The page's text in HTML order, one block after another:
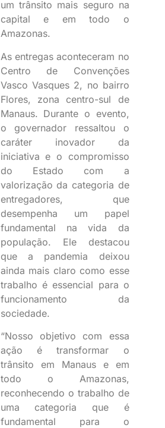
um trânsito mais seguro na
capital e em todo o
Amazonas.
As entregas aconteceram no
Centro de Convenções
Vasco Vasques 2, no bairro
Flores, zona centro-sul de
Manaus. Durante o evento,
o governador ressaltou o
caráter inovador da
iniciativa e o compromisso
do Estado com a
valorização da categoria de
entregadores, que
desempenha um papel
fundamental na vida da
população. Ele destacou
que a pandemia deixou
ainda mais claro como esse
trabalho é essencial para o
funcionamento da
sociedade.
“Nosso objetivo com essa
ação é transformar o
trânsito em Manaus e em
todo o Amazonas,
reconhecendo o trabalho de
uma categoria que é
fundamental para o